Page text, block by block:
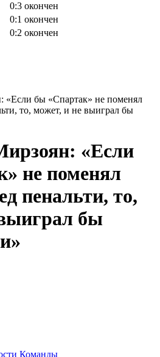
0:3 окончен
0:1 окончен
0:2 окончен
«Если бы «Спартак» не поменял
то, может, и не выиграл бы
«Если
не поменял
пенальти, то,
бы
Команды